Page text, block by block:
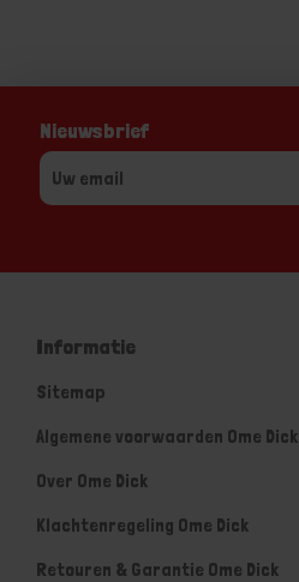
Nieuwsbrief
Informatie
Sitemap
Algemene voorwaarden Ome Dick
Over Ome Dick
Klachtenregeling Ome Dick
Retouren & Garantie Ome Dick